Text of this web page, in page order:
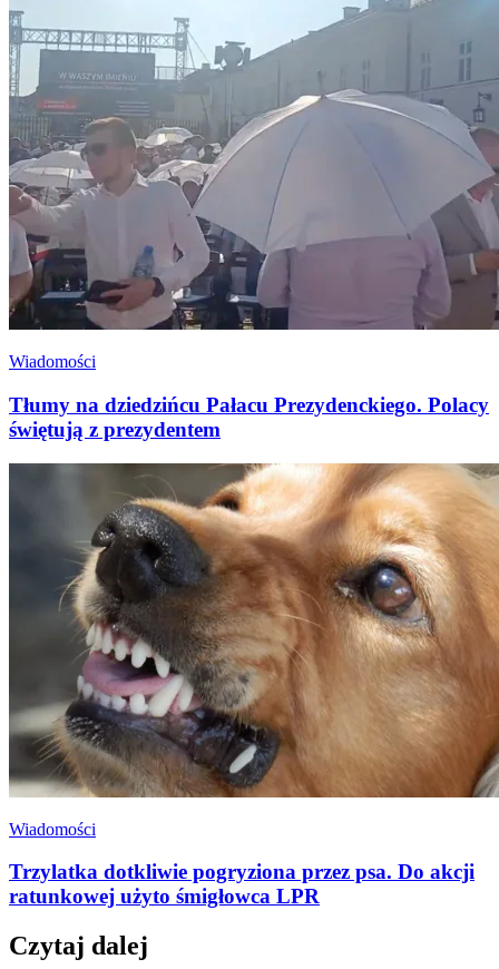
Wiadomości
Tłumy na dziedzińcu Pałacu Prezydenckiego. Polacy
świętują z prezydentem
Wiadomości
Trzylatka dotkliwie pogryziona przez psa. Do akcji
ratunkowej użyto śmigłowca LPR
Czytaj dalej